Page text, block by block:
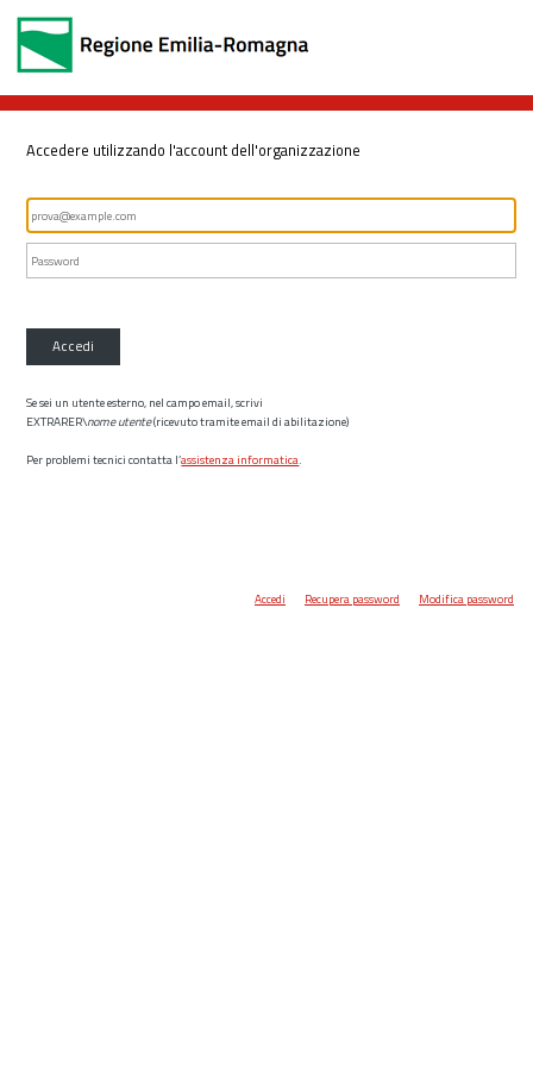
Accedere utilizzando l'account dell'organizzazione
Accedi
Se sei un utente esterno, nel campo email, scrivi
EXTRARER\nome utente(ricevuto tramite email di abilitazione)
Per problemi tecnici contatta l’assistenza informatica.
Accedi Recupera password Modifica password